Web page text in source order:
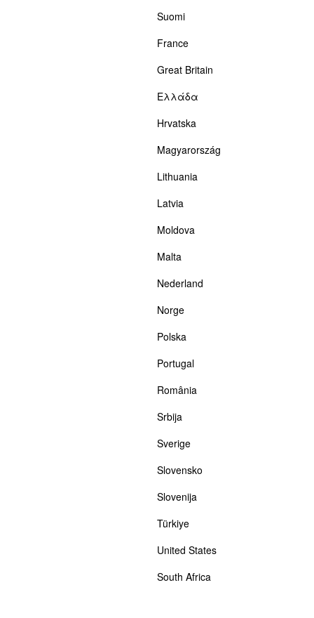
Suomi
France
Great Britain
Ελλάδα
Hrvatska
Magyarország
Lithuania
Latvia
Moldova
Malta
Nederland
Norge
Polska
Portugal
România
Srbija
Sverige
Slovensko
Slovenija
Türkiye
United States
South Africa